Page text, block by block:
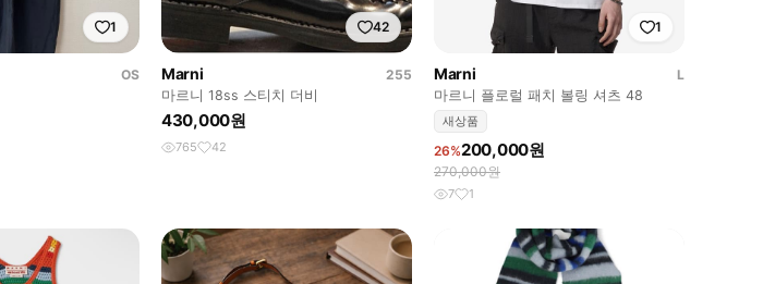
1
OS
42
Marni
255
마르니 18ss 스티치 더비
430,000원
765 42
1
Marni
L
마르니 플로럴 패치 볼링 셔츠 48
새상품
26%200,000원
270,000원
7 1